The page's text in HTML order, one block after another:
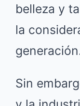
belleza y
la
Sin